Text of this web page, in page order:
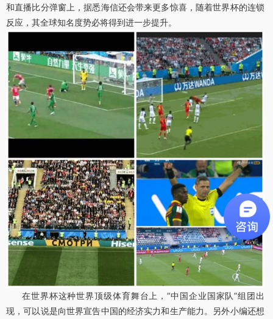
和直播比分弹窗上，据悉海信还会带来更多惊喜，随着世界杯的连锁
反应，其全球知名度势必将得到进一步提升。
在世界杯这种世界顶级体育舞台上，“中国企业国家队”组团出
现，可以说是向世界宣告中国的经济实力和生产能力。另外小编还想